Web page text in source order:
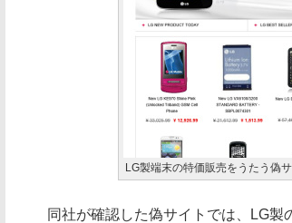
LG製端末の特価販売をうたう偽サ
同社が確認した偽サイトでは、LG製